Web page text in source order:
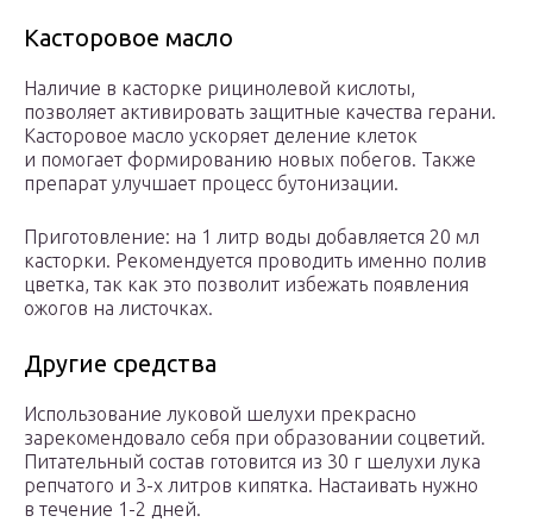
Касторовое масло
Наличие в касторке рицинолевой кислоты,
позволяет активировать защитные качества герани.
Касторовое масло ускоряет деление клеток
и помогает формированию новых побегов. Также
препарат улучшает процесс бутонизации.
Приготовление: на 1 литр воды добавляется 20 мл
касторки. Рекомендуется проводить именно полив
цветка, так как это позволит избежать появления
ожогов на листочках.
Другие средства
Использование луковой шелухи прекрасно
зарекомендовало себя при образовании соцветий.
Питательный состав готовится из 30 г шелухи лука
репчатого и 3-х литров кипятка. Настаивать нужно
в течение 1-2 дней.